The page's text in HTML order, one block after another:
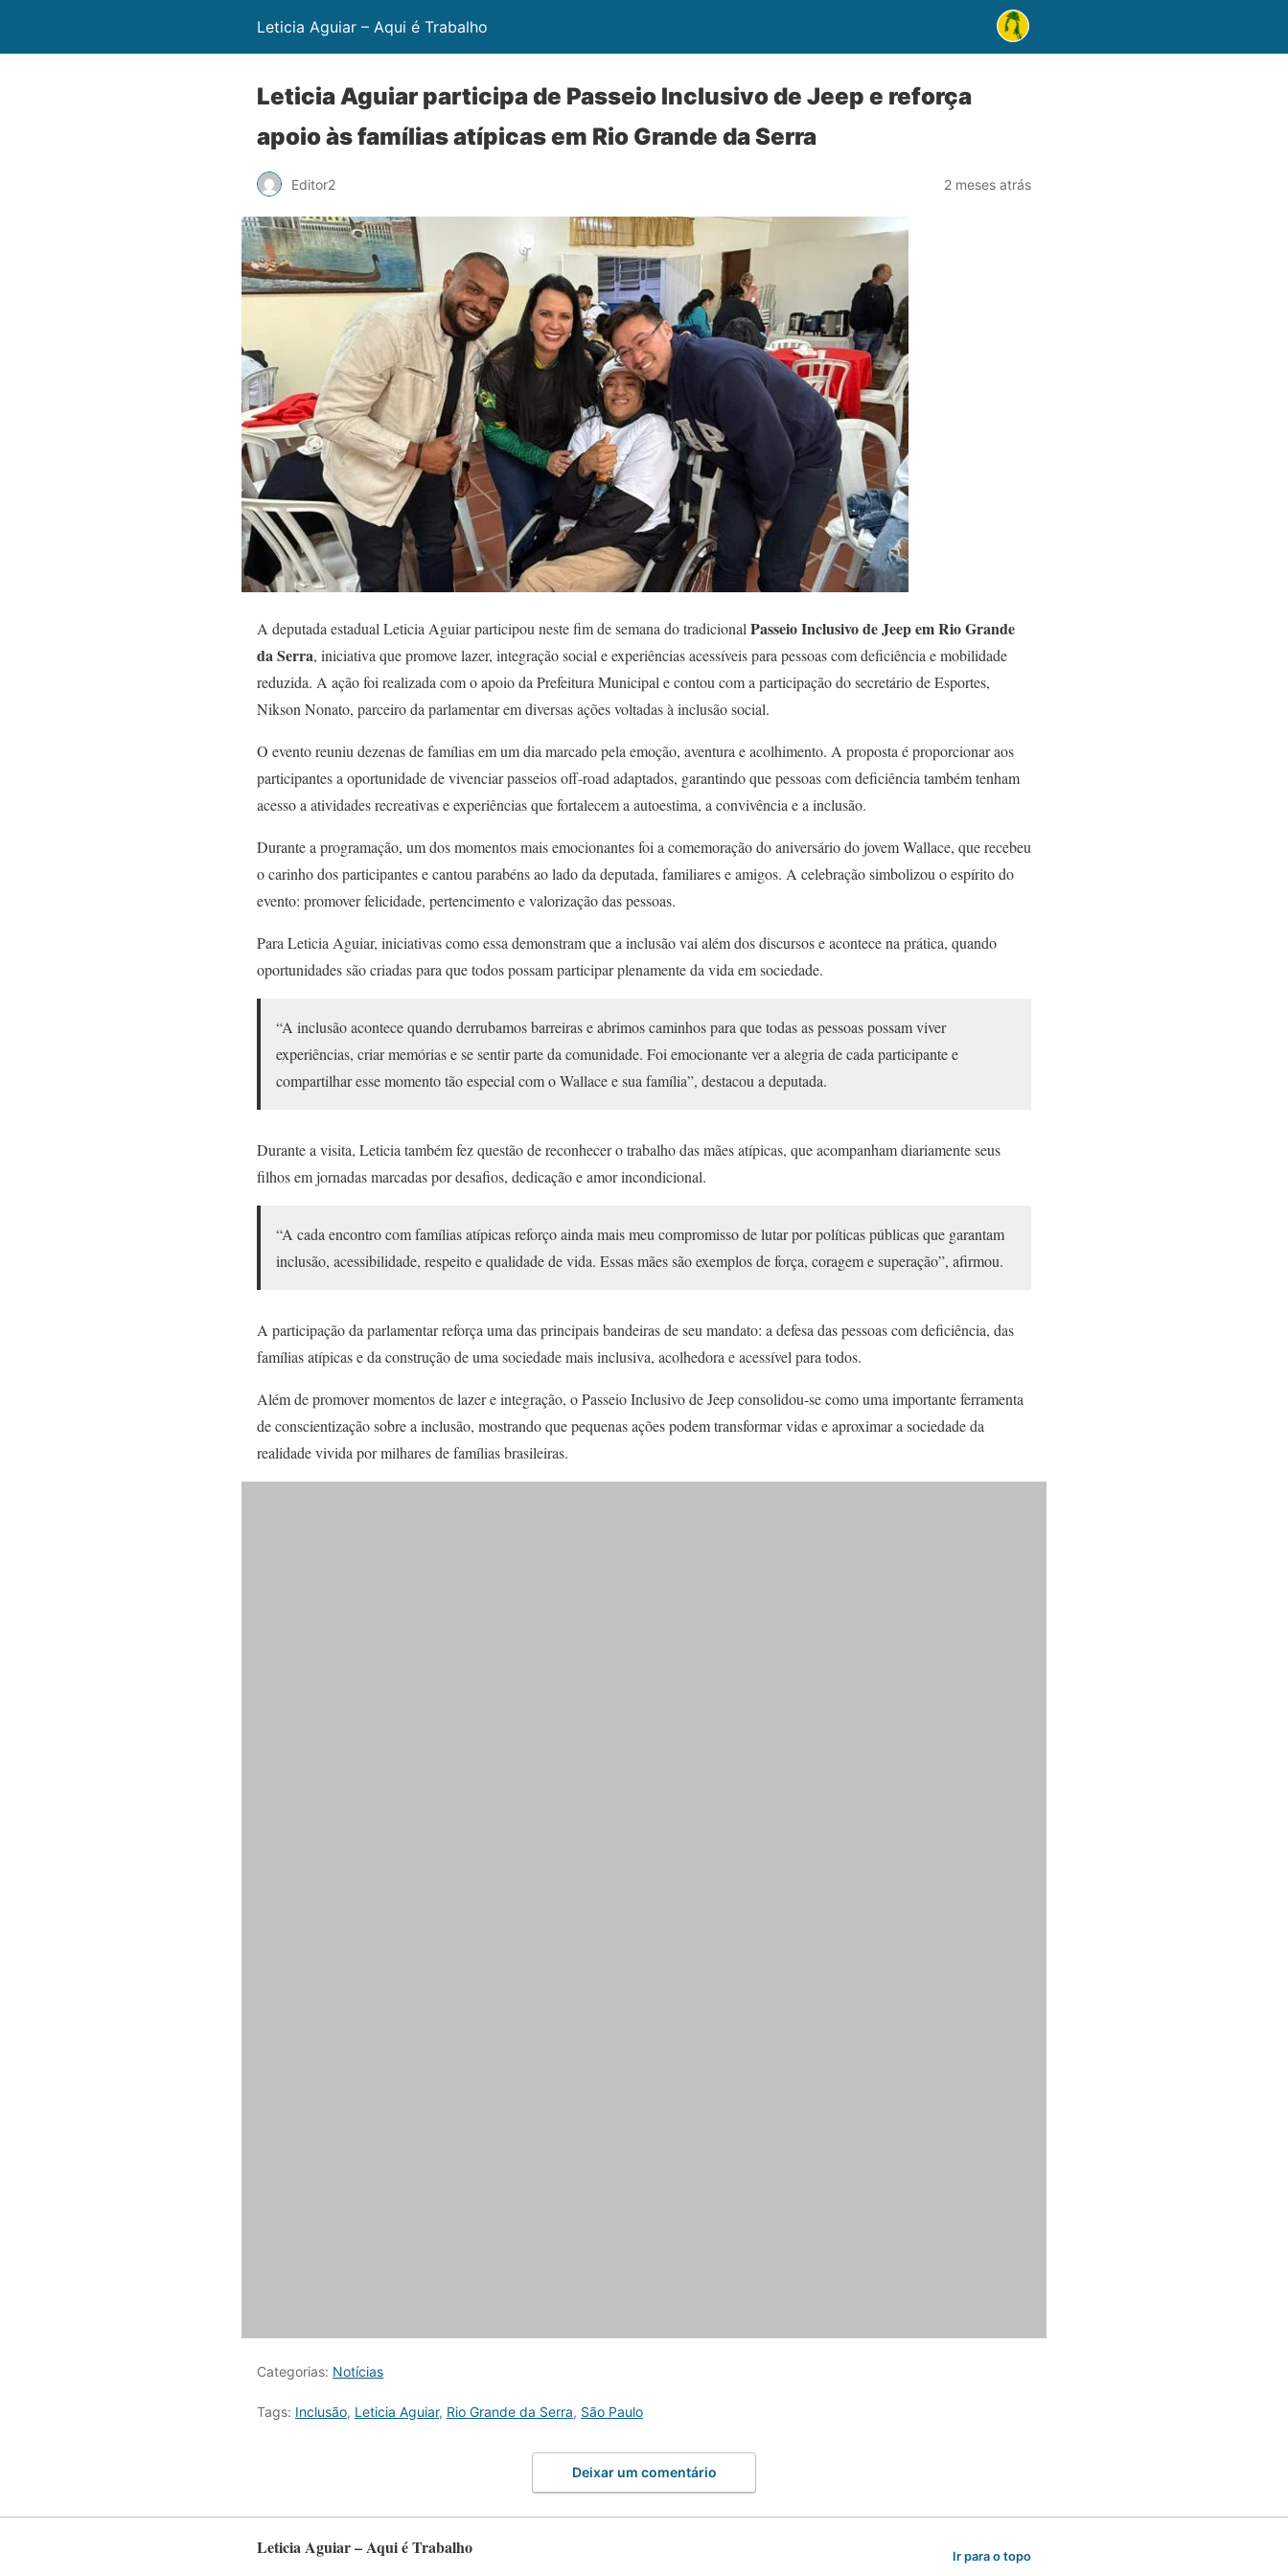
Leticia Aguiar – Aqui é Trabalho
Leticia Aguiar participa de Passeio Inclusivo de Jeep e reforça
apoio às famílias atípicas em Rio Grande da Serra
Editor2 2 meses atrás
A deputada estadual Leticia Aguiar participou neste fim de semana do tradicional Passeio Inclusivo de Jeep em Rio Grande
da Serra, iniciativa que promove lazer, integração social e experiências acessíveis para pessoas com deficiência e mobilidade
reduzida. A ação foi realizada com o apoio da Prefeitura Municipal e contou com a participação do secretário de Esportes,
Nikson Nonato, parceiro da parlamentar em diversas ações voltadas à inclusão social.
O evento reuniu dezenas de famílias em um dia marcado pela emoção, aventura e acolhimento. A proposta é proporcionar aos
participantes a oportunidade de vivenciar passeios off-road adaptados, garantindo que pessoas com deficiência também tenham
acesso a atividades recreativas e experiências que fortalecem a autoestima, a convivência e a inclusão.
Durante a programação, um dos momentos mais emocionantes foi a comemoração do aniversário do jovem Wallace, que recebeu
o carinho dos participantes e cantou parabéns ao lado da deputada, familiares e amigos. A celebração simbolizou o espírito do
evento: promover felicidade, pertencimento e valorização das pessoas.
Para Leticia Aguiar, iniciativas como essa demonstram que a inclusão vai além dos discursos e acontece na prática, quando
oportunidades são criadas para que todos possam participar plenamente da vida em sociedade.
“A inclusão acontece quando derrubamos barreiras e abrimos caminhos para que todas as pessoas possam viver
experiências, criar memórias e se sentir parte da comunidade. Foi emocionante ver a alegria de cada participante e
compartilhar esse momento tão especial com o Wallace e sua família”, destacou a deputada.
Durante a visita, Leticia também fez questão de reconhecer o trabalho das mães atípicas, que acompanham diariamente seus
filhos em jornadas marcadas por desafios, dedicação e amor incondicional.
“A cada encontro com famílias atípicas reforço ainda mais meu compromisso de lutar por políticas públicas que garantam
inclusão, acessibilidade, respeito e qualidade de vida. Essas mães são exemplos de força, coragem e superação”, afirmou.
A participação da parlamentar reforça uma das principais bandeiras de seu mandato: a defesa das pessoas com deficiência, das
famílias atípicas e da construção de uma sociedade mais inclusiva, acolhedora e acessível para todos.
Além de promover momentos de lazer e integração, o Passeio Inclusivo de Jeep consolidou-se como uma importante ferramenta
de conscientização sobre a inclusão, mostrando que pequenas ações podem transformar vidas e aproximar a sociedade da
realidade vivida por milhares de famílias brasileiras.
Categorias: Notícias
Tags: Inclusão, Leticia Aguiar, Rio Grande da Serra, São Paulo
Deixar um comentário
Leticia Aguiar – Aqui é Trabalho Ir para o topo